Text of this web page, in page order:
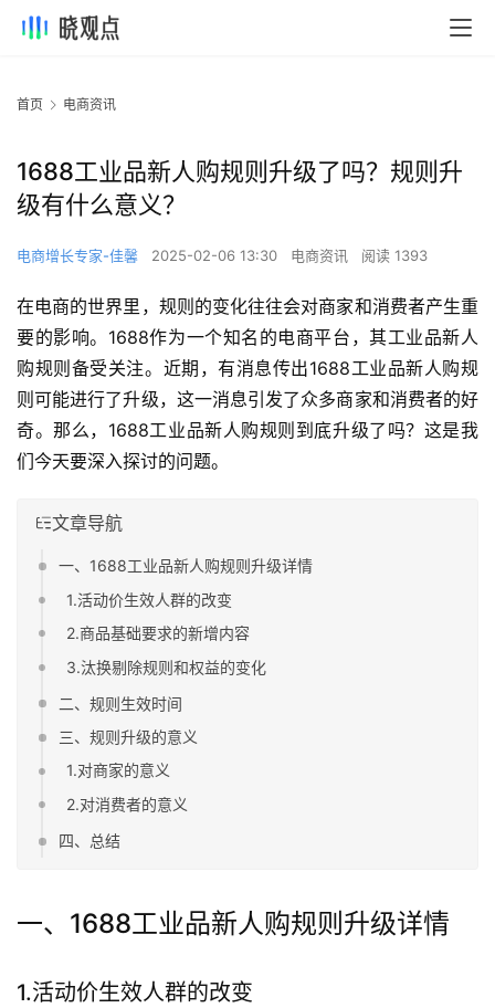
首页 电商资讯
1688工业品新人购规则升级了吗？规则升
级有什么意义？
电商增长专家-佳馨 2025-02-06 13:30 电商资讯 阅读 1393
在电商的世界里，规则的变化往往会对商家和消费者产生重
要的影响。1688作为一个知名的电商平台，其工业品新人
购规则备受关注。近期，有消息传出1688工业品新人购规
则可能进行了升级，这一消息引发了众多商家和消费者的好
奇。那么，1688工业品新人购规则到底升级了吗？这是我
们今天要深入探讨的问题。
文章导航
一、1688工业品新人购规则升级详情
1.活动价生效人群的改变
2.商品基础要求的新增内容
3.汰换剔除规则和权益的变化
二、规则生效时间
三、规则升级的意义
1.对商家的意义
2.对消费者的意义
四、总结
一、1688工业品新人购规则升级详情
1.活动价生效人群的改变